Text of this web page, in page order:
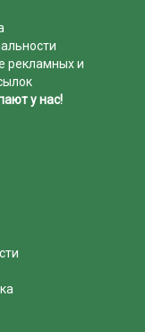
рекламных и
у нас!